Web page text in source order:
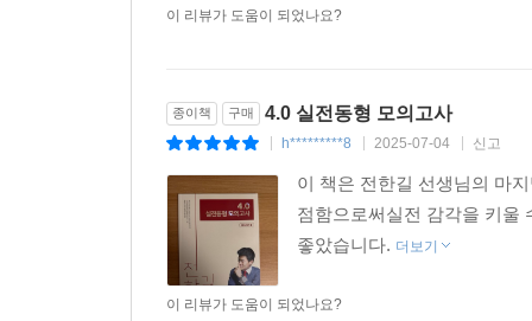
이 리뷰가 도움이 되었나요?
종이책 구매 4.0 실전동형 모의고사
h*********8 2025-07-04 신고
이 책은 전한길 선생님의 마
점함으로써실전 감각을 키울
좋았습니다. 더보기
이 리뷰가 도움이 되었나요?